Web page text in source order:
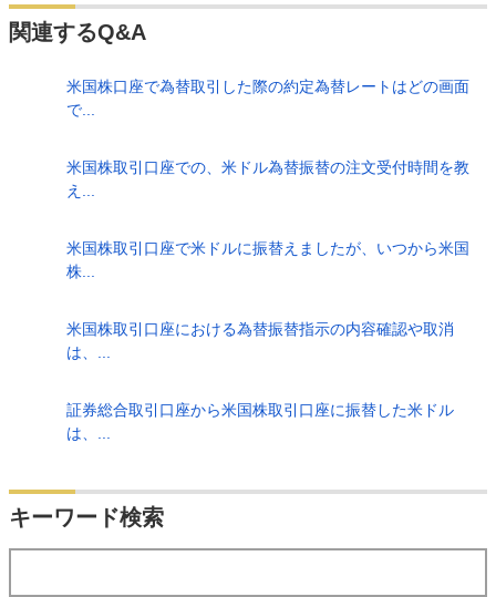
関連するQ&A
米国株口座で為替取引した際の約定為替レートはどの画面
で...
米国株取引口座での、米ドル為替振替の注文受付時間を教
え...
米国株取引口座で米ドルに振替えましたが、いつから米国
株...
米国株取引口座における為替振替指示の内容確認や取消
は、...
証券総合取引口座から米国株取引口座に振替した米ドル
は、...
キーワード検索